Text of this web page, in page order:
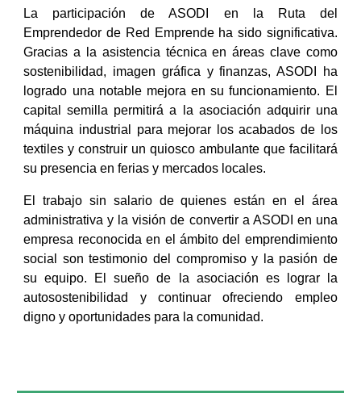
La participación de ASODI en la Ruta del
Emprendedor de Red Emprende ha sido significativa.
Gracias a la asistencia técnica en áreas clave como
sostenibilidad, imagen gráfica y finanzas, ASODI ha
logrado una notable mejora en su funcionamiento. El
capital semilla permitirá a la asociación adquirir una
máquina industrial para mejorar los acabados de los
textiles y construir un quiosco ambulante que facilitará
su presencia en ferias y mercados locales.
El trabajo sin salario de quienes están en el área
administrativa y la visión de convertir a ASODI en una
empresa reconocida en el ámbito del emprendimiento
social son testimonio del compromiso y la pasión de
su equipo. El sueño de la asociación es lograr la
autosostenibilidad y continuar ofreciendo empleo
digno y oportunidades para la comunidad.